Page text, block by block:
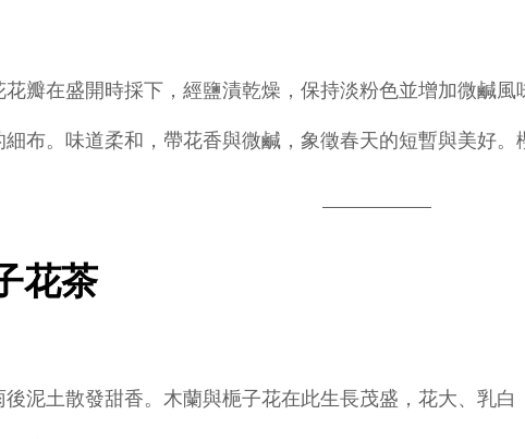
瓣在盛開時採下，經鹽漬乾燥，保持淡粉色並增加微鹹風
布。味道柔和，帶花香與微鹹，象徵春天的短暫與美好
花茶
泥土散發甜香。木蘭與梔子花在此生長茂盛，花大、乳白